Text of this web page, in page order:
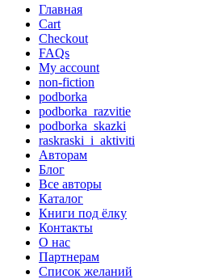
Главная
Cart
Checkout
FAQs
My account
non-fiction
podborka
podborka_razvitie
podborka_skazki
raskraski_i_aktiviti
Авторам
Блог
Все авторы
Каталог
Книги под ёлку
Контакты
О нас
Партнерам
Список желаний